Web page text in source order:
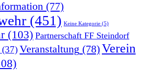
(77)
(451) Keine Kategorie (5)
(103) Partnerschaft FF Steindorf
(37)Veranstaltung (78)Verein